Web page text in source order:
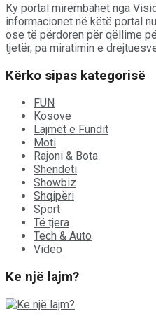
Ky portal mirëmbahet nga
informacionet në këtë portal
ose të përdoren për qëllime
tjetër, pa miratimin e
Kërko sipas kategorisë
FUN
Kosove
Lajmet e Fundit
Moti
Rajoni & Bota
Shëndeti
Showbiz
Shqipëri
Sport
Të tjera
Tech & Auto
Video
Ke një lajm?